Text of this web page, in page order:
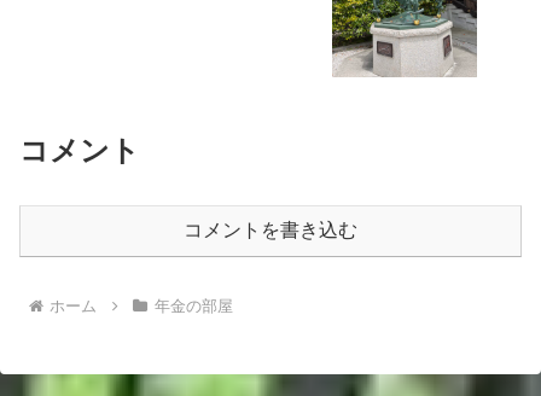
コメント
コメントを書き込む
ホーム 年金の部屋